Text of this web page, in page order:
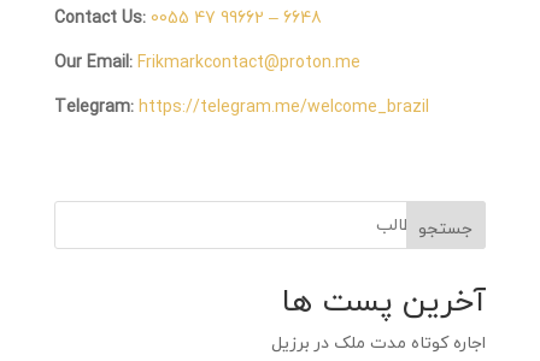
Contact Us:0055 47 99662 – 6648
Our Email:Frikmarkcontact@proton.me
Telegram:https://telegram.me/welcome_brazil
جستجو
آخرین پست ها
اجاره کوتاه‌ مدت ملک در برزیل